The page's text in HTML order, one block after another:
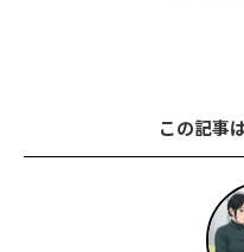
この記事